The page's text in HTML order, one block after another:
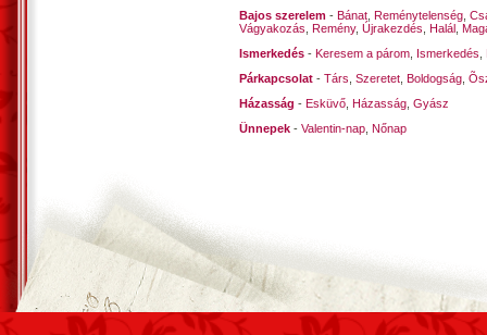
Bajos szerelem - Bánat Reménytelenség
Vágyakozás Remény, Újrakezdés Halál
Ismerkedés - Keresem a párom Ismerkedés
Párkapcsolat - Társ Szeretet Boldogság
Házasság - Esküvő Házasság Gyász
Ünnepek - Valentin-nap Nőnap